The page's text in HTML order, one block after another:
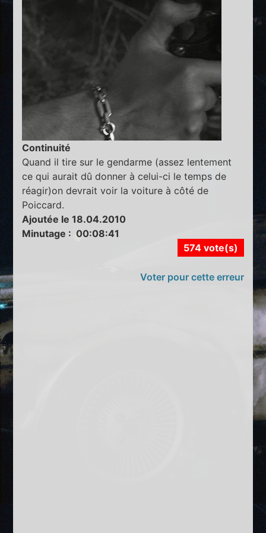
Continuité
Quand il tire sur le gendarme (assez lentement
ce qui aurait dû donner à celui-ci le temps de
réagir)on devrait voir la voiture à côté de
Poiccard.
Ajoutée le 18.04.2010
Minutage : 00:08:41
574 vote(s)
Voter pour cette erreur